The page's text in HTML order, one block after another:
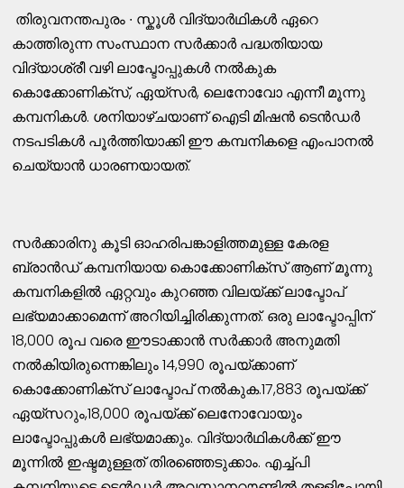
തിരുവനന്തപുരം ∙ സ്കൂൾ വിദ്യാർഥികൾ ഏറെ
കാത്തിരുന്ന സംസ്ഥാന സർക്കാർ പദ്ധതിയായ
വിദ്യാശ്രീ വഴി ലാപ്ടോപ്പുകൾ നൽകുക
കൊക്കോണിക്സ്, ഏയ്സർ, ലെനോവോ എന്നീ മൂന്നു
കമ്പനികൾ. ശനിയാഴ്ചയാണ് ഐടി മിഷൻ ടെൻഡർ
നടപടികൾ പൂർത്തിയാക്കി ഈ കമ്പനികളെ എംപാനല്‍
ചെയ്യാൻ ധാരണയായത്.
സർക്കാരിനു കൂടി ഓഹരിപങ്കാളിത്തമുള്ള കേരള
ബ്രാൻഡ് കമ്പനിയായ കൊക്കോണിക്സ് ആണ് മൂന്നു
കമ്പനികളിൽ ഏറ്റവും കുറഞ്ഞ വിലയ്ക്ക് ലാപ്ടോപ്
ലഭ്യമാക്കാമെന്ന് അറിയിച്ചിരിക്കുന്നത്. ഒരു ലാപ്ടോപ്പിന്
18,000 രൂപ വരെ ഈടാക്കാൻ സർക്കാർ അനുമതി
നൽകിയിരുന്നെങ്കിലും 14,990 രൂപയ്ക്കാണ്
കൊക്കോണിക്സ് ലാപ്ടോപ് നൽകുക.17,883 രൂപയ്ക്ക്
ഏയ്സറും,18,000 രൂപയ്ക്ക് ലെനോവോയും
ലാപ്ടോപ്പുകൾ ലഭ്യമാക്കും. വിദ്യാർഥികൾക്ക് ഈ
മൂന്നിൽ ഇഷ്ടമുള്ളത് തിരഞ്ഞെടുക്കാം. എച്ച്പി